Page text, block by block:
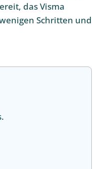
das Visma
Schritten und